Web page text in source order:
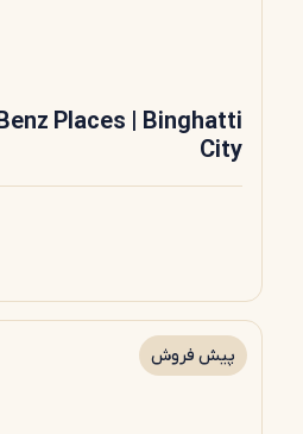
Benz Places | Binghatti
City
پیش فروش